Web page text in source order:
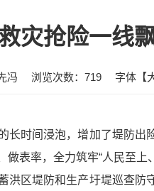
灾抢险一线
冯 浏览次数： 719 字体【
时间浸泡，增加了堤防出
表率，全力筑牢“人民至上
区堤防和生产圩堤巡查防